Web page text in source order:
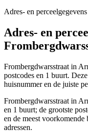
Adres- en perceelgegevens
Adres- en
Frombergdwarsstraat in
postcodes en 1 buurt.
huisnummer en de juiste
Frombergdwarsstraat in
en 1 buurt; de grootste
en de meest
adressen.